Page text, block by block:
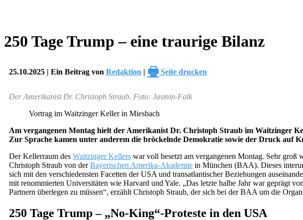
250 Tage Trump – eine traurige Bilanz
25.10.2025 | Ein Beitrag von Redaktion | 🖶 Seite drucken
Der Amerikanist Dr. Christoph Straub. Foto: Jasmin-Falk
Vortrag im Waitzinger Keller in Miesbach
Am vergangenen Montag hielt der Amerikanist Dr. Christoph Straub im Waitzinger
Zur Sprache kamen unter anderem die bröckelnde Demokratie sowie der Druck auf
Der Kellerraum des Waitzinger Kellers war voll besetzt am vergangenen Montag. Sehr groß
Christoph Straub von derBayerischen Amerika-Akademie in München (BAA). Dieses
sich mit den verschiedensten Facetten der USA und transatlantischer Beziehungen
mit renommierten Universitäten wie Harvard und Yale. „Das letzte halbe Jahr war geprägt
Partnern überlegen zu müssen“, erzählt Christoph Straub, der sich bei der BAA um die
250 Tage Trump – „No-King“-Proteste in den USA